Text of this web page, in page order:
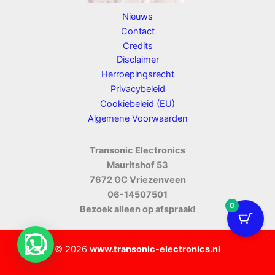
Nieuws
Contact
Credits
Disclaimer
Herroepingsrecht
Privacybeleid
Cookiebeleid (EU)
Algemene Voorwaarden
Transonic Electronics
Mauritshof 53
7672 GC Vriezenveen
06-14507501
Bezoek alleen op afspraak!
© 2026 www.transonic-electronics.nl
0